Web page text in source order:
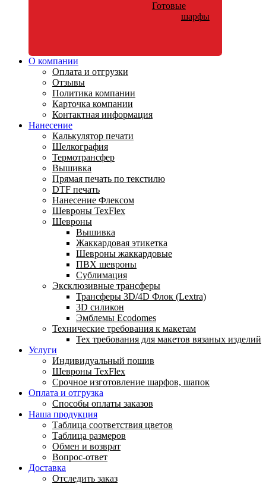
Готовые
шарфы
О компании
Оплата и отгрузки
Отзывы
Политика компании
Карточка компании
Контактная информация
Нанесение
Калькулятор печати
Шелкография
Термотрансфер
Вышивка
Прямая печать по текстилю
DTF печать
Нанесение Флексом
Шевроны TexFlex
Шевроны
Вышивка
Жаккардовая этикетка
Шевроны жаккардовые
ПВХ шевроны
Сублимация
Эксклюзивные трансферы
Трансферы 3D/4D Флок (Lextra)
3D силикон
Эмблемы Ecodomes
Технические требования к макетам
Тех требования для макетов вязаных изделий
Услуги
Индивидуальный пошив
Шевроны TexFlex
Срочное изготовление шарфов, шапок
Оплата и отгрузка
Способы оплаты заказов
Наша продукция
Таблица соответствия цветов
Таблица размеров
Обмен и возврат
Вопрос-ответ
Доставка
Отследить заказ